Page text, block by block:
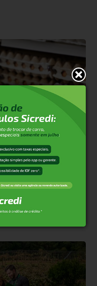
patamar
pelo
demanda no período de